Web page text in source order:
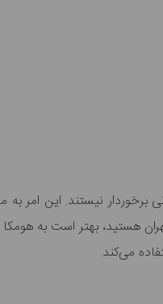
برخوردار نیستند. این امر
هستید، بهتر است به هومکا
می‌کند.